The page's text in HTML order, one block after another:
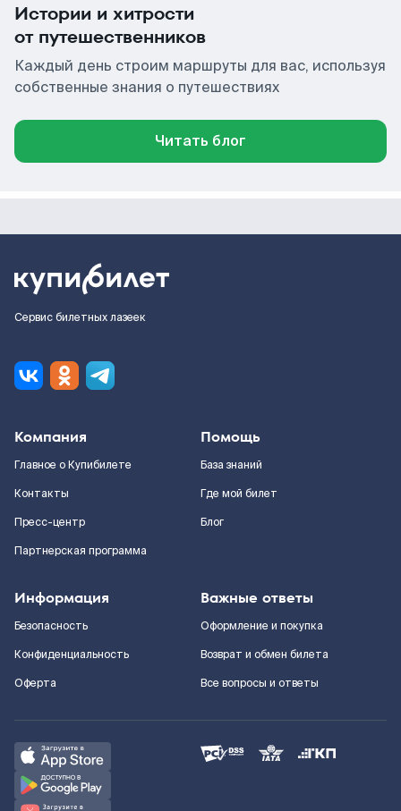
Истории и хитрости
от путешественников
Каждый день строим маршруты для вас, используя
собственные знания о путешествиях
Читать блог
Сервис билетных лазеек
Компания
Главное о Купибилете
Контакты
Пресс-центр
Партнерская программа
Помощь
База знаний
Где мой билет
Блог
Информация
Безопасность
Конфиденциальность
Оферта
Важные ответы
Оформление и покупка
Возврат и обмен билета
Все вопросы и ответы